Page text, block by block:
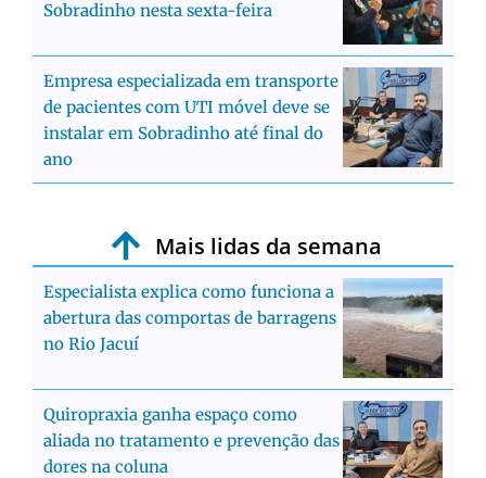
Sobradinho nesta sexta-feira
Empresa especializada em transporte
de pacientes com UTI móvel deve se
instalar em Sobradinho até final do
ano
Mais lidas da semana
Especialista explica como funciona a
abertura das comportas de barragens
no Rio Jacuí
Quiropraxia ganha espaço como
aliada no tratamento e prevenção das
dores na coluna